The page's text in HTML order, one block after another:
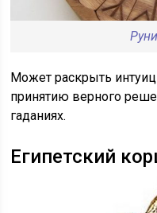
Может раскрыть
принятию верного
гаданиях.
Египетский